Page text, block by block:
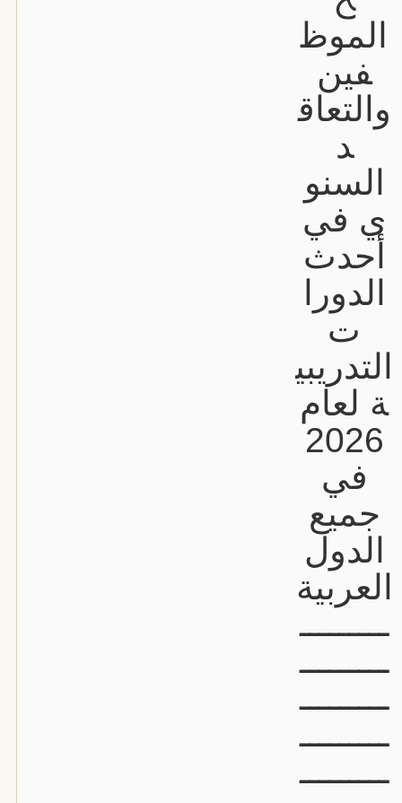
الموظ
فين
والتعاق
د
السنو
ي في
أحدث
الدورا
ت
التدريبي
ة لعام
2026
في
جميع
الدول
العربية
ـــــــــ
ـــــــــ
ـــــــــ
ـــــــــ
ـــــــــ